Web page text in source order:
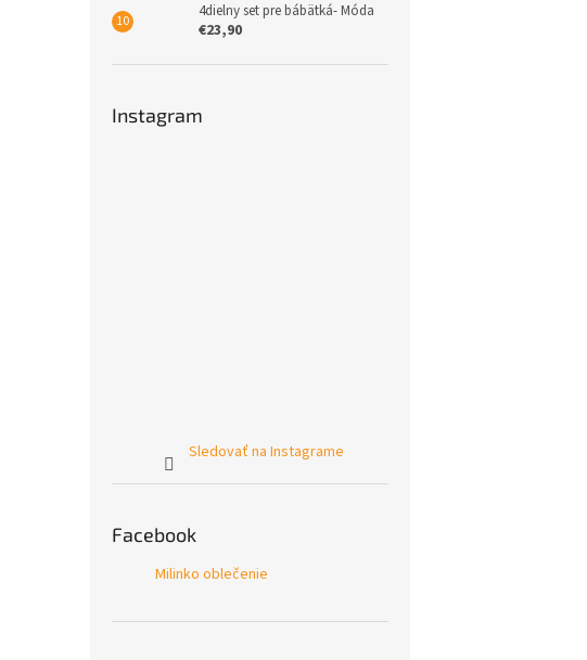
4dielny set pre bábätká- Móda
€23,90
Instagram
Sledovať na Instagrame
Facebook
Milinko oblečenie